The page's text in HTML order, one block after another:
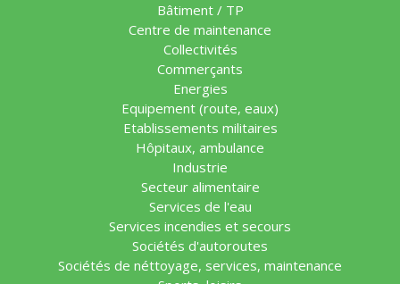
Bâtiment / TP
Centre de maintenance
Collectivités
Commerçants
Energies
Equipement (route, eaux)
Etablissements militaires
Hôpitaux, ambulance
Industrie
Secteur alimentaire
Services de l'eau
Services incendies et secours
Sociétés d'autoroutes
Sociétés de néttoyage, services, maintenance